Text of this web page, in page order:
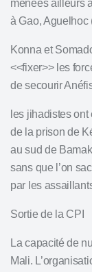
menées ailleurs
à Gao, Aguelhoc
Konna et
<<fixer>> les
de secourir
les jihadistes
de la prison de
au sud de
sans que l’on
par les
Sortie de la CPI
La capacité de
Mali.